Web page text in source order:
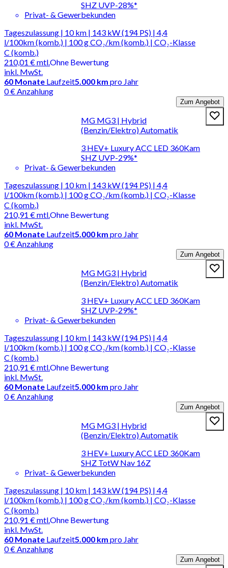
SHZ UVP-28%*
Privat- & Gewerbekunden
Tageszulassung | 10 km | 143 kW (194 PS) | 4,4
l/100km (komb.) | 100 g CO₂/km (komb.) | CO₂-Klasse
C (komb.)
210,01 €mtl.
inkl. MwSt.
Ohne Bewertung
60 Monate Laufzeit5.000 km pro Jahr
0 € Anzahlung
Zum Angebot
MG MG3 | Hybrid
(Benzin/Elektro) Automatik
3 HEV+ Luxury ACC LED 360Kam
SHZ UVP-29%*
Privat- & Gewerbekunden
Tageszulassung | 10 km | 143 kW (194 PS) | 4,4
l/100km (komb.) | 100 g CO₂/km (komb.) | CO₂-Klasse
C (komb.)
210,91 €mtl.
inkl. MwSt.
Ohne Bewertung
60 Monate Laufzeit5.000 km pro Jahr
0 € Anzahlung
Zum Angebot
MG MG3 | Hybrid
(Benzin/Elektro) Automatik
3 HEV+ Luxury ACC LED 360Kam
SHZ UVP-29%*
Privat- & Gewerbekunden
Tageszulassung | 10 km | 143 kW (194 PS) | 4,4
l/100km (komb.) | 100 g CO₂/km (komb.) | CO₂-Klasse
C (komb.)
210,91 €mtl.
inkl. MwSt.
Ohne Bewertung
60 Monate Laufzeit5.000 km pro Jahr
0 € Anzahlung
Zum Angebot
MG MG3 | Hybrid
(Benzin/Elektro) Automatik
3 HEV+ Luxury ACC LED 360Kam
SHZ TotW Nav 16Z
Privat- & Gewerbekunden
Tageszulassung | 10 km | 143 kW (194 PS) | 4,4
l/100km (komb.) | 100 g CO₂/km (komb.) | CO₂-Klasse
C (komb.)
210,91 €mtl.
inkl. MwSt.
Ohne Bewertung
60 Monate Laufzeit5.000 km pro Jahr
0 € Anzahlung
Zum Angebot